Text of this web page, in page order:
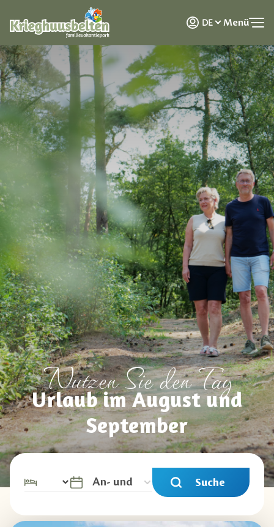
DE
EN Menü
Nutzen Sie den Tag
Urlaub im August und
September
Suche